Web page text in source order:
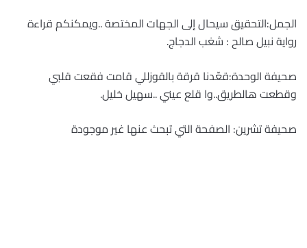
الجمل:التحقيق سيحال إلى الجهات المختصة ..ويمكنكم قراءة
رواية نبيل صالح : شغب الدجاج.
صحيفة الوحدة:قعّدنا قرقة بالقوزللي قامت فقعت قلبي
وقطعت هالطريق..وا قلع عيني ..سهيل خليل.
صحيفة تشرين: الصفحة التي تبحث عنها غير موجودة